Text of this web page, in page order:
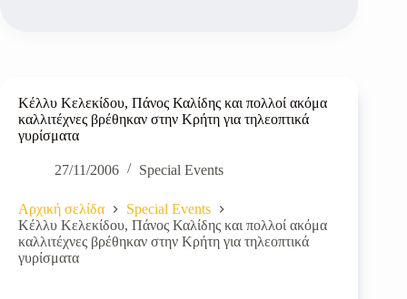
Κέλλυ Κελεκίδου, Πάνος Καλίδης και πολλοί ακόμα
καλλιτέχνες βρέθηκαν στην Κρήτη για τηλεοπτικά
γυρίσματα
27/11/2006 Special Events
Αρχική σελίδα
Special Events
Κέλλυ Κελεκίδου, Πάνος Καλίδης και πολλοί ακόμα
καλλιτέχνες βρέθηκαν στην Κρήτη για τηλεοπτικά
γυρίσματα